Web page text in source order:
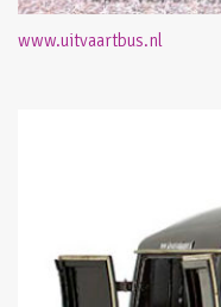
www.uitvaartbus.nl